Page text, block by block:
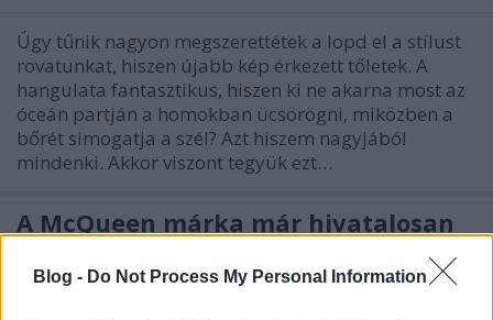
Blog - Do Not Process My Personal Information
Úgy tűnik nagyon megszerettétek a lopd el a stílust
rovatunkat, hiszen újabb kép érkezett tőletek. A
hangulata fantasztikus, hiszen ki ne akarna most az
óceán partján a homokban ücsörögni, miközben a
bőrét simogatja a szél? Azt hiszem nagyjából
mindenki. Akkor viszont tegyük ezt…
A McQueen márka már hivatalosan
*Bianka*